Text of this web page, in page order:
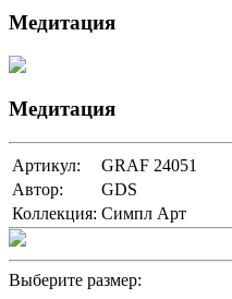
Медитация
Медитация
Артикул:
GRAF 24051
Автор:
GDS
Коллекция: Симпл Арт
Выберите размер: